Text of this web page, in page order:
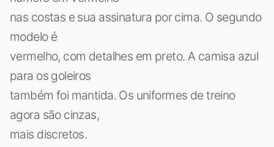
nas costas e sua assinatura por cima. O segundo
modelo é
vermelho, com detalhes em preto. A camisa azul
para os goleiros
também foi mantida. Os uniformes de treino
agora são cinzas,
mais discretos.